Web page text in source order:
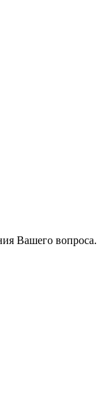
Вашего вопроса.